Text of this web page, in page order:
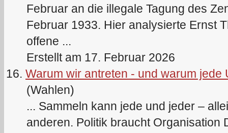
Februar an die illegale Tagung des
Februar 1933. Hier analysierte Ernst
offene ...
Erstellt am 17. Februar 2026
16. Warum wir antreten - und warum jede
(Wahlen)
... Sammeln kann jede und jeder –
anderen. Politik braucht Organisation